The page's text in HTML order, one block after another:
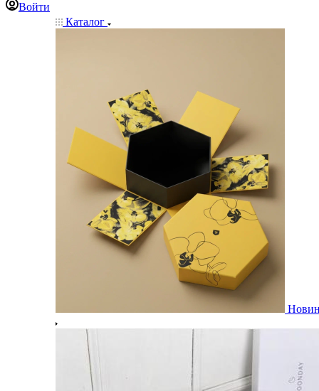
Войти
Каталог